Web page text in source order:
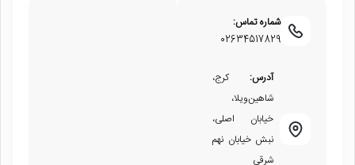
شماره تماس:
02634517829
آدرس: کرج،
شاهین‌ویلا،
خیابان اصلی،
نبش خیابان نهم
شرقی